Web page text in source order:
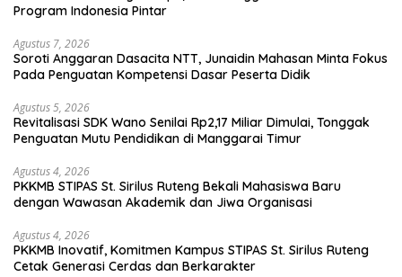
Program Indonesia Pintar
Agustus 7, 2026
Soroti Anggaran Dasacita NTT, Junaidin Mahasan Minta Fokus
Pada Penguatan Kompetensi Dasar Peserta Didik
Agustus 5, 2026
Revitalisasi SDK Wano Senilai Rp2,17 Miliar Dimulai, Tonggak
Penguatan Mutu Pendidikan di Manggarai Timur
Agustus 4, 2026
PKKMB STIPAS St. Sirilus Ruteng Bekali Mahasiswa Baru
dengan Wawasan Akademik dan Jiwa Organisasi
Agustus 4, 2026
PKKMB Inovatif, Komitmen Kampus STIPAS St. Sirilus Ruteng
Cetak Generasi Cerdas dan Berkarakter